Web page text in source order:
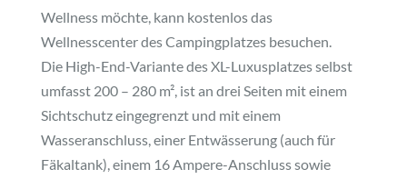
Wellness möchte, kann kostenlos das
Wellnesscenter des Campingplatzes besuchen.
Die High-End-Variante des XL-Luxusplatzes selbst
umfasst 200 – 280 m², ist an drei Seiten mit einem
Sichtschutz eingegrenzt und mit einem
Wasseranschluss, einer Entwässerung (auch für
Fäkaltank), einem 16 Ampere-Anschluss sowie